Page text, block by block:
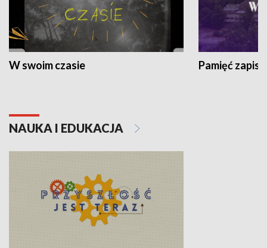
W swoim czasie Pamięć
NAUKA I EDUKACJA